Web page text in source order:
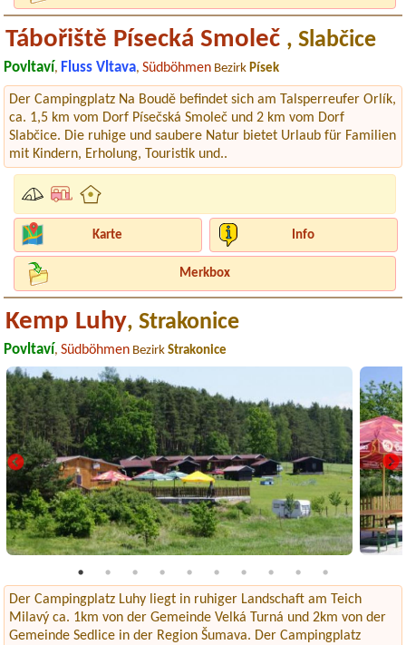
Tábořiště Písecká Smoleč , Slabčice
Povltaví, Fluss Vltava,Südböhmen Bezirk Písek
Der Campingplatz Na Boudě befindet sich am Talsperreufer Orlík,
ca. 1,5 km vom Dorf Písečská Smoleč und 2 km vom Dorf
Slabčice. Die ruhige und saubere Natur bietet Urlaub für Familien
mit Kindern, Erholung, Touristik und..
Karte Info
Merkbox
Kemp Luhy, Strakonice
Povltaví,Südböhmen BezirkStrakonice
Der Campingplatz Luhy liegt in ruhiger Landschaft am Teich
Milavý ca. 1km von der Gemeinde Velká Turná und 2km von der
Gemeinde Sedlice in der Region Šumava. Der Campingplatz